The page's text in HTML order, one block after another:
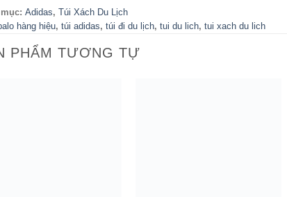
Adidas, Túi Xách Du Lịch
hàng hiệu, túi adidas, túi đi du lịch, tui du lich, tui xach du lich
PHẨM TƯƠNG TỰ